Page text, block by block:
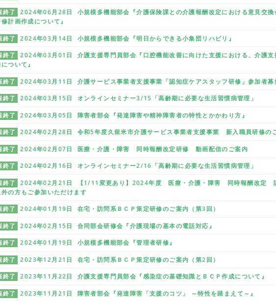
終了
2024年06月28日 小規模多機能部会『介護保険課との介護報酬改定における意見交換
計画作成について』
終了 2024年03月14日 小規模多機能部会『明日からできる小集団リハビリ』
終了
2024年03月01日 介護支援専門員部会『口腔機能改善に向けた支援における、介護支
ついて』
終了 2024年03月11日 介護サービス事業者支援事業「認知症ケアスタッフ研修」参加者募
終了 2024年03月15日 オンラインセミナー3/15「高齢期に必要な生活習慣病管理」
終了 2024年03月05日 障害者部会『発達障害や精神障害者の特性とかかわり方』
終了 2024年02月28日 令和5年度久留米市介護サービス事業者支援事業 新入職員研修の
終了 2024年02月07日 医療・介護・障害 同時報酬改定研修 動画配信のご案内
終了 2024年02月16日 オンラインセミナー2/16「高齢期に必要な生活習慣病管理」
終了
2024年02月21日 【1/11変更あり】2024年度 医療・介護・障害 同時報酬改定
の方もご参加いただけます
終了 2024年01月19日 在宅・訪問系ＢＣＰ策定研修のご案内（第3回）
終了 2024年02月15日 合同部会研修会『介護現場の基本の電話対応』
終了 2024年01月19日 小規模多機能部会『管理者研修』
終了 2023年12月21日 在宅・訪問系ＢＣＰ策定研修のご案内（第2回）
終了 2023年11月22日 介護支援専門員部会『感染症の基礎知識とＢＣＰ作成について』
終了 2023年11月21日 障害者部会『発達障害「支援のコツ」 ～特性を踏まえて～』